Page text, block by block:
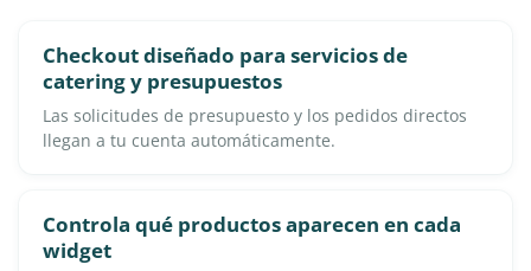
Checkout diseñado para servicios de
catering y presupuestos
Las solicitudes de presupuesto y los pedidos directos
llegan a tu cuenta automáticamente.
Controla qué productos aparecen en cada
widget